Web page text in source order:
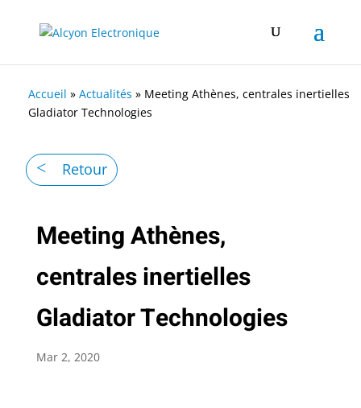
Accueil » Actualités » Meeting Athènes, centrales inertielles
Gladiator Technologies
Retour
Meeting Athènes,
centrales inertielles
Gladiator Technologies
Mar 2, 2020